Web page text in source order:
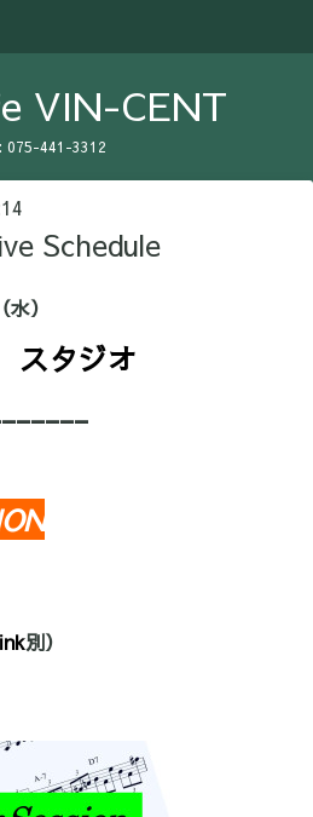
VIN-CENT
075-441-3312
Schedule
（水）
スタジオ
別）